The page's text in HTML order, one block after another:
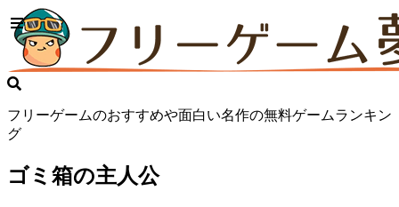
フリーゲームのおすすめや面白い名作の無料ゲームランキン
グ
ゴミ箱の主人公